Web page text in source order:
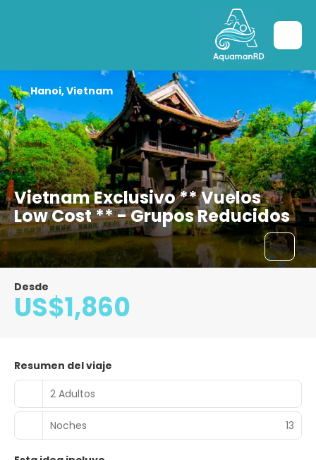
Vietnam Exclusivo ** Vuelos
Low Cost ** - Grupos Reducidos
Hanoi, Vietnam
Desde
US$1,860
Resumen del viaje
2 Adultos
Noches 13